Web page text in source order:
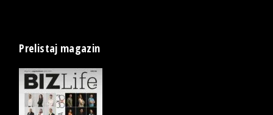
Prelistaj magazin